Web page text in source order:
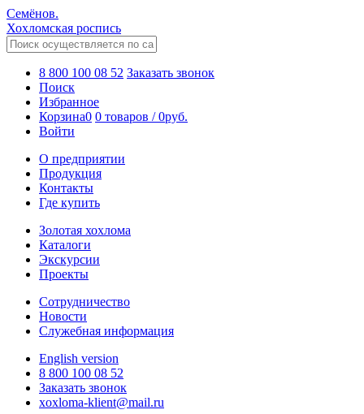
Семёнов.
Хохломская роспись
8 800 100 08 52 Заказать звонок
Поиск
Избранное
Корзина0 0 товаров /0руб.
Войти
О предприятии
Продукция
Контакты
Где купить
Золотая хохлома
Каталоги
Экскурсии
Проекты
Сотрудничество
Новости
Служебная информация
English version
8 800 100 08 52
Заказать звонок
xoxloma-klient@mail.ru